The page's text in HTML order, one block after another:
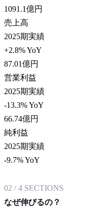
1091.1億円
売上高
2025期実績
+2.8% YoY
87.01億円
営業利益
2025期実績
-13.3% YoY
66.74億円
純利益
2025期実績
-9.7% YoY
02 /4 SECTIONS
なぜ伸びるの？